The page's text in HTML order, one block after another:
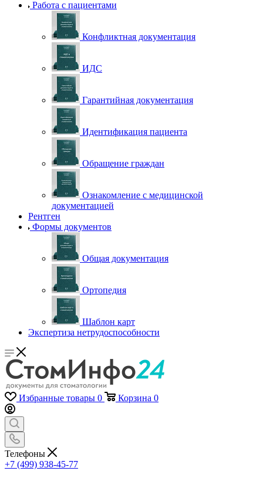
Работа с пациентами
Конфликтная документация
ИДС
Гарантийная документация
Идентификация пациента
Обращение граждан
Ознакомление с медицинской
документацией
Рентген
Формы документов
Общая документация
Ортопедия
Шаблон карт
Экспертиза нетрудоспособности
Избранные товары 0 Корзина 0
Телефоны
+7 (499) 938-45-77